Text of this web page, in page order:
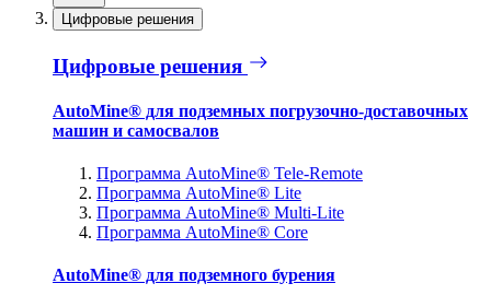
Цифровые решения
Цифровые решения
AutoMine® для подземных погрузочно-доставочных
машин и самосвалов
Программа AutoMine® Tele-Remote
Программа AutoMine® Lite
Программа AutoMine® Multi-Lite
Программа AutoMine® Core
AutoMine® для подземного бурения